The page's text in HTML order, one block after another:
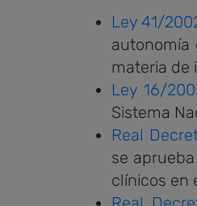
Ley 41/
autonomía
materia de
Ley 16/
Sistema
Real
se
clínicos en